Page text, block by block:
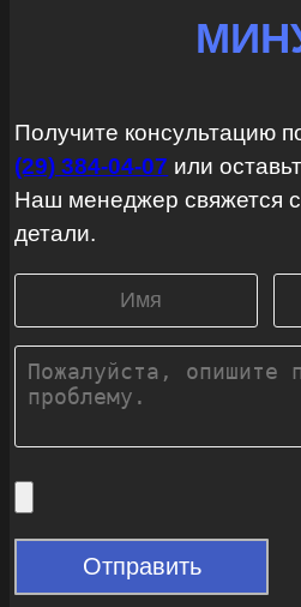
Получите консультацию
(29) 384-04-07 или
Наш менеджер свяжется
детали.